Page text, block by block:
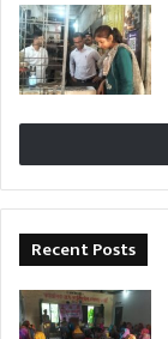
Recent Posts